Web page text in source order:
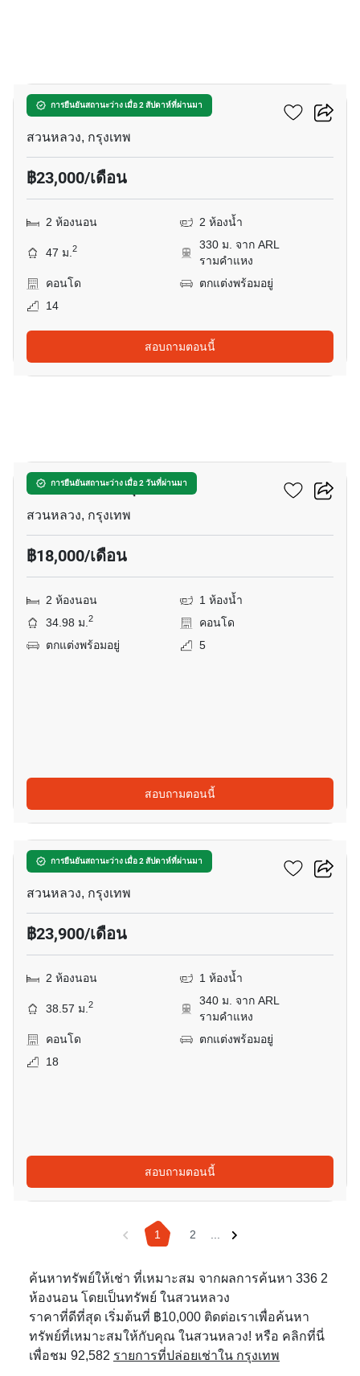
การยืนยันสถานะว่าง เมื่อ 2 สัปดาห์ที่ผ่านมา
พลัมคอนโด รามคำแหง
สวนหลวง, กรุงเทพ
฿23,000/เดือน
2 ห้องนอน 2 ห้องน้ำ
47 ม.2
330 ม. จาก ARL
รามคำแหง
คอนโด
ตกแต่งพร้อมอยู่
14
สอบถามตอนนี้
การยืนยันสถานะว่าง เมื่อ 2 วันที่ผ่านมา
ดิ ออริจิ้น อ่อนนุช
สวนหลวง, กรุงเทพ
฿18,000/เดือน
2 ห้องนอน
1 ห้องน้ำ
34.98 ม.2
คอนโด
ตกแต่งพร้อมอยู่
5
สอบถามตอนนี้
การยืนยันสถานะว่าง เมื่อ 2 สัปดาห์ที่ผ่านมา
12
เดอะ ไพรเวซี่ พระราม 9
สวนหลวง, กรุงเทพ
฿23,900/เดือน
2 ห้องนอน 1 ห้องน้ำ
38.57 ม.2
340 ม. จาก ARL
รามคำแหง
คอนโด
ตกแต่งพร้อมอยู่
18
สอบถามตอนนี้
1 2 ...
ค้นหาทรัพย์ให้เช่า ที่เหมาะสม จากผลการค้นหา 336 2
ห้องนอน โดยเป็นทรัพย์ ในสวนหลวง
ราคาที่ดีที่สุด เริ่มต้นที่ ฿10,000 ติดต่อเราเพื่อค้นหา
ทรัพย์ที่เหมาะสมให้กับคุณ ในสวนหลวง! หรือ คลิกที่นี่
เพื่อชม 92,582 รายการที่ปล่อยเช่าใน กรุงเทพ